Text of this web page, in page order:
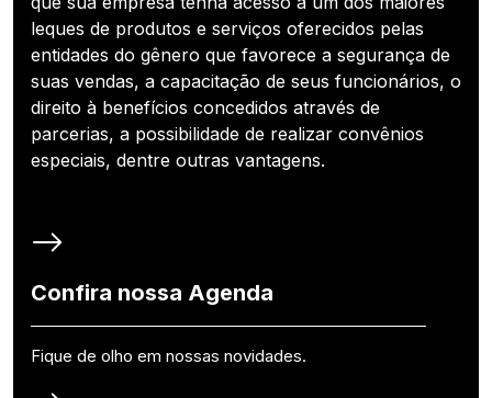
leques de produtos e serviços oferecidos pelas
entidades do gênero que favorece a segurança de
suas vendas, a capacitação de seus funcionários, o
direito à benefícios concedidos através de
parcerias, a possibilidade de realizar convênios
especiais, dentre outras vantagens.
Confira nossa Agenda
Fique de olho em nossas novidades.